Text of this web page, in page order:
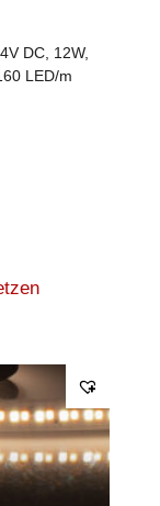
DC, 12W,
LED/m